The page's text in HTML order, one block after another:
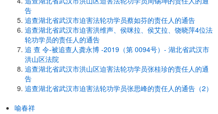
告
追查湖北省武汉市迫害法轮功学员蔡如芬的责任人的通告
追查湖北省武汉市迫害洪维声、侯咪拉、侯艾拉、饶晓萍4位法
轮功学员的责任人的通告
追 查 令-被追查人龚永博 -2019（第 0094号）- 湖北省武汉市
洪山区法院
追查湖北省武汉市洪山区迫害法轮功学员张桂珍的责任人的通
告
追查湖北省武汉市迫害法轮功学员张思峰的责任人的通告（2）
喻春祥